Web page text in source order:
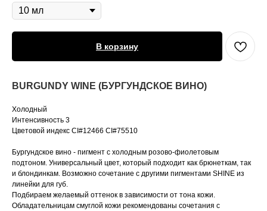
В корзину
BURGUNDY WINE (БУРГУНДСКОЕ ВИНО)
Холодный
Интенсивность 3
Цветовой индекс CI#12466 CI#75510
Бургундское вино - пигмент с холодным розово-фиолетовым
подтоном. Универсальный цвет, который подходит как брюнеткам, так
и блондинкам. Возможно сочетание с другими пигментами SHINE из
линейки для губ.
Подбираем желаемый оттенок в зависимости от тона кожи.
Обладательницам смуглой кожи рекомендованы сочетания с